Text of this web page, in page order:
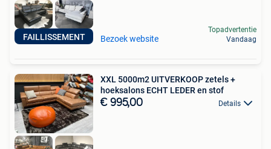
FAILLISSEMENT Bezoek website
Topadvertentie
Vandaag
XXL 5000m2 UITVERKOOP zetels +
hoeksalons ECHT LEDER en stof
€ 995,00 Details